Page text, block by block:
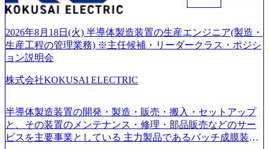
ファーム） 社名の由来は”DXエリアにSpir（槍）を指して
ていく”という位置づけ 一昔前は金融が強い企業として認知
されていたが、現在金融の売上割合は全体の3割。現在はTo
C事業を始め、パブリック、製造業、通信、エンタメ、教
はあるが、社員の興味のある分野やスキルを活用したいな
着けたい方でも幅広に経験を積みたい方でも、キャリア形
成が柔軟に可能な環境である。 https://storage.googleapis.com/
our-vision-production.appspot.com/public/images/20240925204135
_93b1bff3-f71c-4bc9-8bd9-72a8a4826007_1200x554.webp https://
2026年8月18日(火) 半導体製造装置の生産エンジニア(製造・
生産工程の管理業務) ※主任候補・リーダークラス・ポジシ
ョン説明会
株式会社KOKUSAI ELECTRIC
半導体製造装置の開発・製造・販売・搬入・セットアップ
と、その装置のメンテナンス・修理・部品販売などのサー
ビスを主要事業としている 主力製品であるバッチ成膜装置